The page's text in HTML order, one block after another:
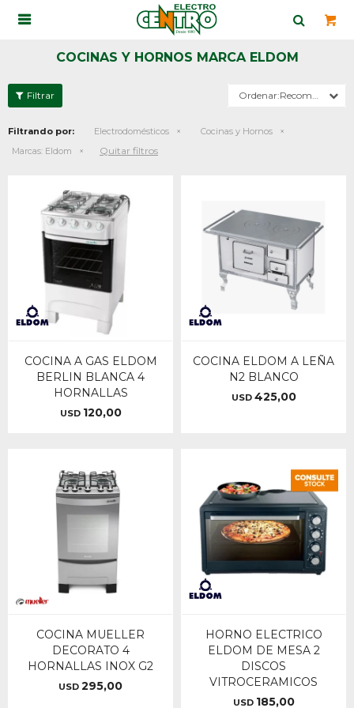

COCINAS Y HORNOS MARCA ELDOM
Recomendados
Filtrando por: Electrodomésticos
Cocinas y Hornos
Marcas: Eldom Quitar filtros
COCINA A GAS ELDOM
BERLIN BLANCA 4
HORNALLAS
USD 120,00
COCINA ELDOM A LEÑA
N2 BLANCO
USD 425,00
COCINA MUELLER
DECORATO 4
HORNALLAS INOX G2
USD 295,00
HORNO ELECTRICO
ELDOM DE MESA 2
DISCOS
VITROCERAMICOS
USD 185,00